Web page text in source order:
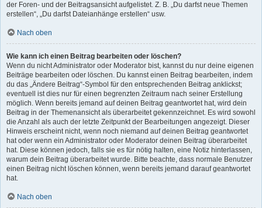
der Foren- und der Beitragsansicht aufgelistet. Z. B. „Du darfst neue Themen
erstellen“, „Du darfst Dateianhänge erstellen“ usw.
Nach oben
Wie kann ich einen Beitrag bearbeiten oder löschen?
Wenn du nicht Administrator oder Moderator bist, kannst du nur deine eigenen
Beiträge bearbeiten oder löschen. Du kannst einen Beitrag bearbeiten, indem
du das „Ändere Beitrag“-Symbol für den entsprechenden Beitrag anklickst;
eventuell ist dies nur für einen begrenzten Zeitraum nach seiner Erstellung
möglich. Wenn bereits jemand auf deinen Beitrag geantwortet hat, wird dein
Beitrag in der Themenansicht als überarbeitet gekennzeichnet. Es wird sowohl
die Anzahl als auch der letzte Zeitpunkt der Bearbeitungen angezeigt. Dieser
Hinweis erscheint nicht, wenn noch niemand auf deinen Beitrag geantwortet
hat oder wenn ein Administrator oder Moderator deinen Beitrag überarbeitet
hat. Diese können jedoch, falls sie es für nötig halten, eine Notiz hinterlassen,
warum dein Beitrag überarbeitet wurde. Bitte beachte, dass normale Benutzer
einen Beitrag nicht löschen können, wenn bereits jemand darauf geantwortet
hat.
Nach oben